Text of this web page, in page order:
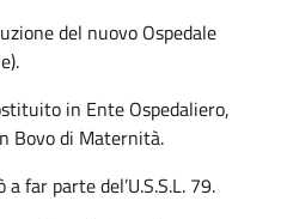
del nuovo Ospedale
in Ente Ospedaliero,
Bovo di Maternità.
far parte del’U.S.S.L. 79.